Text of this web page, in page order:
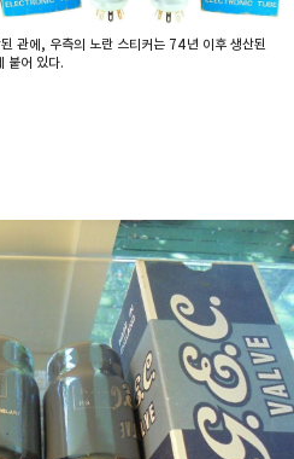
관에, 우측의 노란 스티커는 74년 이후 생산된
붙어 있다.